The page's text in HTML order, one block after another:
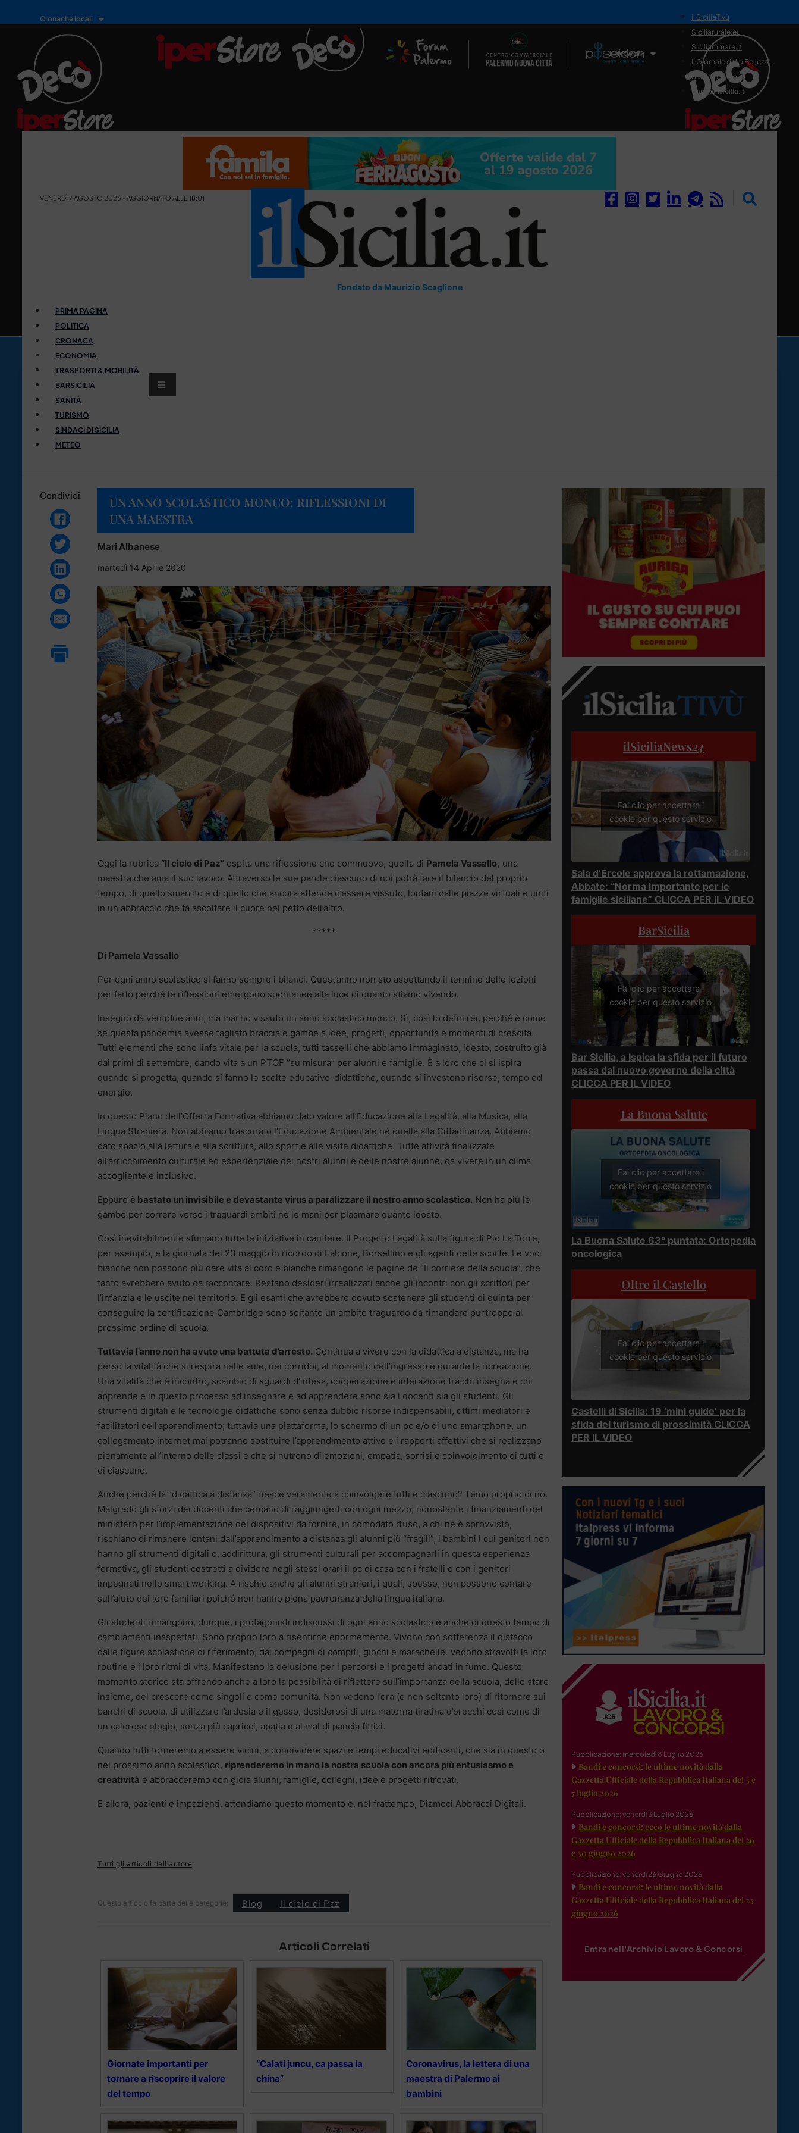
Cronache locali
Il Network
il SiciliaTivù
Siciliarurale.eu
Siciliammare.it
Il Giornale della Bellezza
Siciliamedica.it
Sanitainsicilia.it
VENERDÌ 7 AGOSTO 2026 - AGGIORNATO ALLE 18:01
Fondato da Maurizio Scaglione
PRIMA PAGINA
POLITICA
CRONACA
ECONOMIA
TRASPORTI & MOBILITÀ
BARSICILIA
SANITÀ
TURISMO
SINDACI DI SICILIA
METEO
Condividi
UN ANNO SCOLASTICO MONCO: RIFLESSIONI DI
UNA MAESTRA
Mari Albanese
martedì 14 Aprile 2020
Oggi la rubrica “Il cielo di Paz” ospita una riflessione che commuove, quella di Pamela Vassallo, una
maestra che ama il suo lavoro. Attraverso le sue parole ciascuno di noi potrà fare il bilancio del proprio
tempo, di quello smarrito e di quello che ancora attende d’essere vissuto, lontani dalle piazze virtuali e uniti
in un abbraccio che fa ascoltare il cuore nel petto dell’altro.
*****
Di Pamela Vassallo
Per ogni anno scolastico si fanno sempre i bilanci. Quest’anno non sto aspettando il termine delle lezioni
per farlo perché le riflessioni emergono spontanee alla luce di quanto stiamo vivendo.
Insegno da ventidue anni, ma mai ho vissuto un anno scolastico monco. Sì, così lo definirei, perché è come
se questa pandemia avesse tagliato braccia e gambe a idee, progetti, opportunità e momenti di crescita.
Tutti elementi che sono linfa vitale per la scuola, tutti tasselli che abbiamo immaginato, ideato, costruito già
dai primi di settembre, dando vita a un PTOF “su misura” per alunni e famiglie. È a loro che ci si ispira
quando si progetta, quando si fanno le scelte educativo-didattiche, quando si investono risorse, tempo ed
energie.
In questo Piano dell’Offerta Formativa abbiamo dato valore all’Educazione alla Legalità, alla Musica, alla
Lingua Straniera. Non abbiamo trascurato l’Educazione Ambientale né quella alla Cittadinanza. Abbiamo
dato spazio alla lettura e alla scrittura, allo sport e alle visite didattiche. Tutte attività finalizzate
all’arricchimento culturale ed esperienziale dei nostri alunni e delle nostre alunne, da vivere in un clima
accogliente e inclusivo.
Eppure è bastato un invisibile e devastante virus a paralizzare il nostro anno scolastico. Non ha più le
gambe per correre verso i traguardi ambiti né le mani per plasmare quanto ideato.
Così inevitabilmente sfumano tutte le iniziative in cantiere. Il Progetto Legalità sulla figura di Pio La Torre,
per esempio, e la giornata del 23 maggio in ricordo di Falcone, Borsellino e gli agenti delle scorte. Le voci
bianche non possono più dare vita al coro e bianche rimangono le pagine de “Il corriere della scuola”, che
tanto avrebbero avuto da raccontare. Restano desideri irrealizzati anche gli incontri con gli scrittori per
l’infanzia e le uscite nel territorio. E gli esami che avrebbero dovuto sostenere gli studenti di quinta per
conseguire la certificazione Cambridge sono soltanto un ambito traguardo da rimandare purtroppo al
prossimo ordine di scuola.
Tuttavia l’anno non ha avuto una battuta d’arresto. Continua a vivere con la didattica a distanza, ma ha
perso la vitalità che si respira nelle aule, nei corridoi, al momento dell’ingresso e durante la ricreazione.
Una vitalità che è incontro, scambio di sguardi d’intesa, cooperazione e interazione tra chi insegna e chi
apprende e in questo processo ad insegnare e ad apprendere sono sia i docenti sia gli studenti. Gli
strumenti digitali e le tecnologie didattiche sono senza dubbio risorse indispensabili, ottimi mediatori e
facilitatori dell’apprendimento; tuttavia una piattaforma, lo schermo di un pc e/o di uno smartphone, un
collegamento internet mai potranno sostituire l’apprendimento attivo e i rapporti affettivi che si realizzano
pienamente all’interno delle classi e che si nutrono di emozioni, empatia, sorrisi e coinvolgimento di tutti e
di ciascuno.
Anche perché la “didattica a distanza” riesce veramente a coinvolgere tutti e ciascuno? Temo proprio di no.
Malgrado gli sforzi dei docenti che cercano di raggiungerli con ogni mezzo, nonostante i finanziamenti del
ministero per l’implementazione dei dispositivi da fornire, in comodato d’uso, a chi ne è sprovvisto,
rischiano di rimanere lontani dall’apprendimento a distanza gli alunni più “fragili”, i bambini i cui genitori non
hanno gli strumenti digitali o, addirittura, gli strumenti culturali per accompagnarli in questa esperienza
formativa, gli studenti costretti a dividere negli stessi orari il pc di casa con i fratelli o con i genitori
impegnati nello smart working. A rischio anche gli alunni stranieri, i quali, spesso, non possono contare
sull’aiuto dei loro familiari poiché non hanno piena padronanza della lingua italiana.
Gli studenti rimangono, dunque, i protagonisti indiscussi di ogni anno scolastico e anche di questo tempo di
cambiamenti inaspettati. Sono proprio loro a risentirne enormemente. Vivono con sofferenza il distacco
dalle figure scolastiche di riferimento, dai compagni di compiti, giochi e marachelle. Vedono stravolti la loro
routine e i loro ritmi di vita. Manifestano la delusione per i percorsi e i progetti andati in fumo. Questo
momento storico sta offrendo anche a loro la possibilità di riflettere sull’importanza della scuola, dello stare
insieme, del crescere come singoli e come comunità. Non vedono l’ora (e non soltanto loro) di ritornare sui
banchi di scuola, di utilizzare l’ardesia e il gesso, desiderosi di una materna tiratina d’orecchi così come di
un caloroso elogio, senza più capricci, apatia e al mal di pancia fittizi.
Quando tutti torneremo a essere vicini, a condividere spazi e tempi educativi edificanti, che sia in questo o
nel prossimo anno scolastico, riprenderemo in mano la nostra scuola con ancora più entusiasmo e
creatività e abbracceremo con gioia alunni, famiglie, colleghi, idee e progetti ritrovati.
E allora, pazienti e impazienti, attendiamo questo momento e, nel frattempo, Diamoci Abbracci Digitali.
Tutti gli articoli dell'autore
Questo articolo fa parte delle categorie: Blog Il cielo di Paz
Articoli Correlati
Giornate importanti per
tornare a riscoprire il valore
del tempo
“Calati juncu, ca passa la
china”
Coronavirus, la lettera di una
maestra di Palermo ai
bambini
ilSiciliaNews24
Fai clic per accettare i
cookie per questo servizio
Sala d’Ercole approva la rottamazione,
Abbate: “Norma importante per le
famiglie siciliane” CLICCA PER IL VIDEO
BarSicilia
Fai clic per accettare i
cookie per questo servizio
Bar Sicilia, a Ispica la sfida per il futuro
passa dal nuovo governo della città
CLICCA PER IL VIDEO
La Buona Salute
Fai clic per accettare i
cookie per questo servizio
La Buona Salute 63° puntata: Ortopedia
oncologica
Oltre il Castello
Fai clic per accettare i
cookie per questo servizio
Castelli di Sicilia: 19 ‘mini guide’ per la
sfida del turismo di prossimità CLICCA
PER IL VIDEO
Pubblicazione: mercoledì 8 Luglio 2026
Bandi e concorsi: le ultime novità dalla
Gazzetta Ufficiale della Repubblica Italiana del 3 e
7 luglio 2026
Pubblicazione: venerdì 3 Luglio 2026
Bandi e concorsi: ecco le ultime novità dalla
Gazzetta Ufficiale della Repubblica Italiana del 26
e 30 giugno 2026
Pubblicazione: venerdì 26 Giugno 2026
Bandi e concorsi: le ultime novità dalla
Gazzetta Ufficiale della Repubblica Italiana del 23
giugno 2026
Entra nell'Archivio Lavoro & Concorsi